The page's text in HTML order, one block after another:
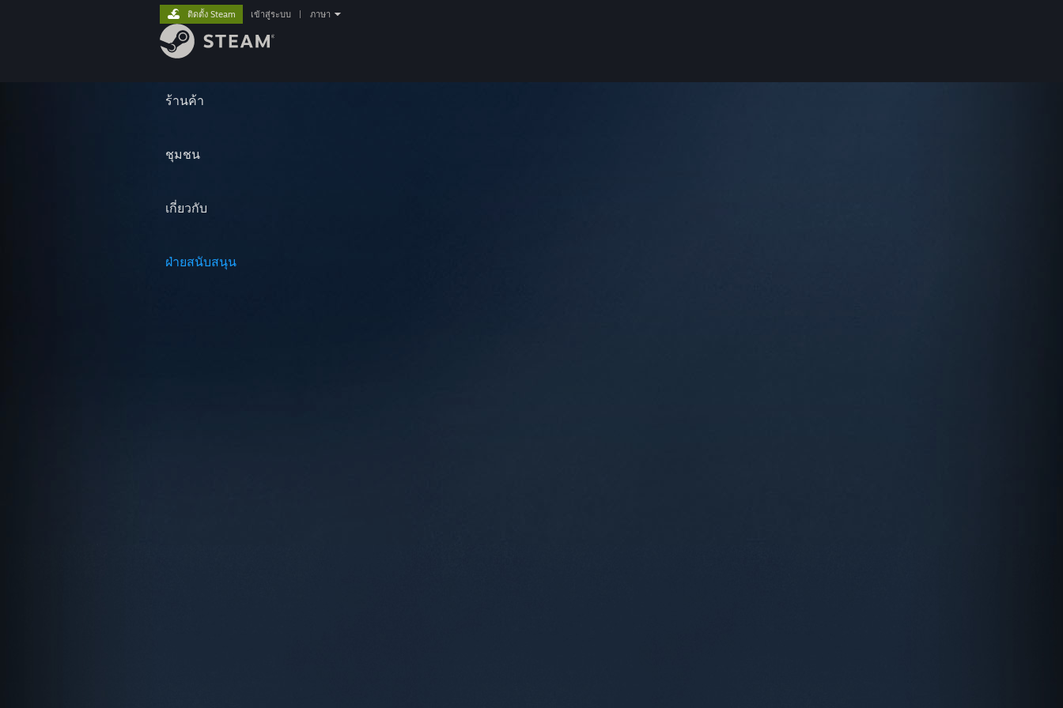
ร้านค้า
ชุมชน
เกี่ยวกับ
ฝ่ายสนับสนุน
ติดตั้ง Steam เข้าสู่ระบบ ภาษา